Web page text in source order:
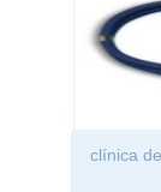
clínica